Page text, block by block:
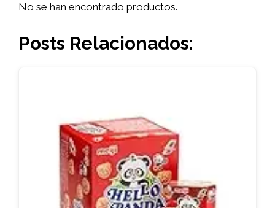
No se han encontrado productos.
Posts Relacionados: